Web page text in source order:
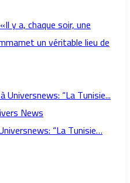
y a, chaque soir, une
un véritable lieu de
“La Tunisie…